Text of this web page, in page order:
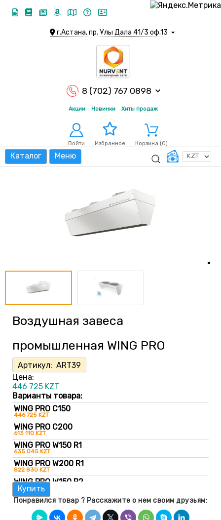
г.Астана, пр. Ұлы Дала 41/3 оф.13
8 (702) 767 0898
Акции Новинки Хиты продаж
Войти Избранное Корзина (0)
Каталог Меню
Воздушная завеса
промышленная WING PRO
Артикул: ART39
Цена:
446 725 KZT
Варианты товара:
WING PRO C150
446 725 KZT
WING PRO C200
613 110 KZT
WING PRO W150 R1
635 045 KZT
WING PRO W200 R1
822 830 KZT
WING PRO W150 R2
870 980 KZT
WING PRO W200 R2
888 100 KZT
Купить
Понравился товар ? Расскажите о нем своим друзьям: